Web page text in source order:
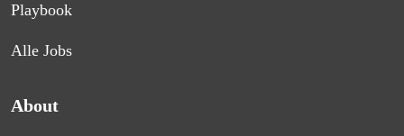
Playbook
Alle Jobs
About